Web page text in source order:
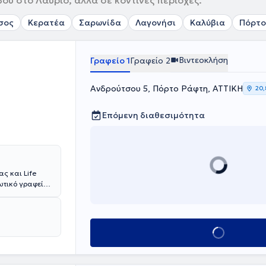
Κερατέα Σαρωνίδα Λαγονήσι Καλύβια
και Life
γραφείο
και
Ψυχολογίας
Γραφείο 1Γραφείο 2 Βιντεοκλήση
Ανδρούτσου 5, Πόρτο Ράφτη, ΑΤΤΙΚΗ
Επόμενη διαθεσιμότητα
Κλείσε ραντεβού